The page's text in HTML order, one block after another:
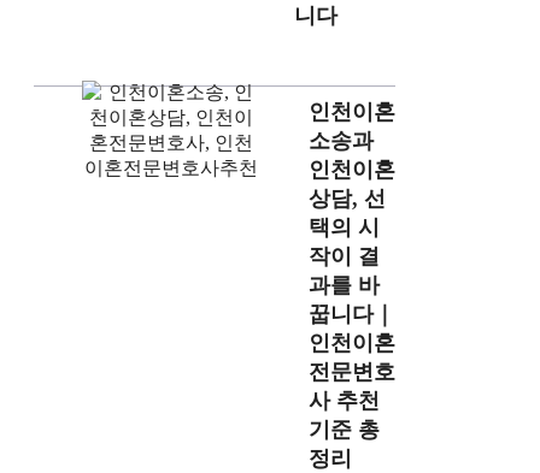
니다
인천이혼
소송과
인천이혼
상담, 선
택의 시
작이 결
과를 바
꿉니다｜
인천이혼
전문변호
사 추천
기준 총
정리